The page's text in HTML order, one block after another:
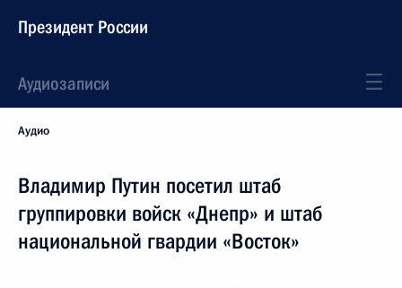
Президент России
Аудиозаписи
Аудио
Владимир Путин посетил штаб
группировки войск «Днепр» и штаб
национальной гвардии «Восток»